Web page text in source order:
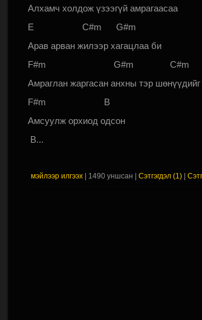
Алхамч холдож үзээгүй амрагаасаа
E C#m G#m
Арав арван жилээр хагацлаа би
F#m G#m C#m
Амраглан жаргасан анхны тэр шөнүүдийг
F#m B
Амсуулж орхиод одсон
B...
мэйлээр илгээх | 1490 уншсан | Сэтгэгдэл (1)